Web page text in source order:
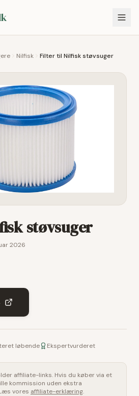
Nilfisk Filter til Nilfisk støvsuger
støvsuger
2026
løbende Ekspertvurderet
affiliate-links. Hvis du køber via et
kommission uden ekstra
vores affiliate-erklæring.